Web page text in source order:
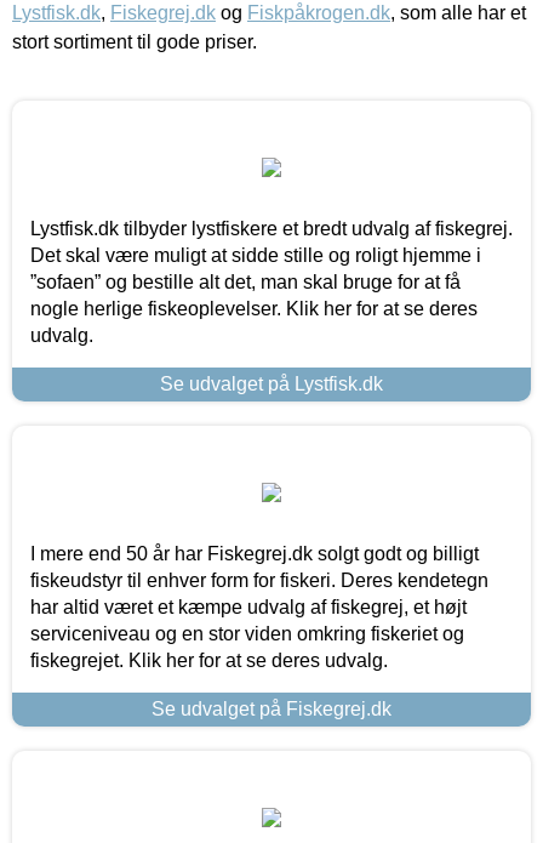
Lystfisk.dk, Fiskegrej.dk og Fiskpåkrogen.dk, som alle har et
stort sortiment til gode priser.
Lystfisk.dk tilbyder lystfiskere et bredt udvalg af fiskegrej.
Det skal være muligt at sidde stille og roligt hjemme i
”sofaen” og bestille alt det, man skal bruge for at få
nogle herlige fiskeoplevelser. Klik her for at se deres
udvalg.
Se udvalget på Lystfisk.dk
I mere end 50 år har Fiskegrej.dk solgt godt og billigt
fiskeudstyr til enhver form for fiskeri. Deres kendetegn
har altid været et kæmpe udvalg af fiskegrej, et højt
serviceniveau og en stor viden omkring fiskeriet og
fiskegrejet. Klik her for at se deres udvalg.
Se udvalget på Fiskegrej.dk